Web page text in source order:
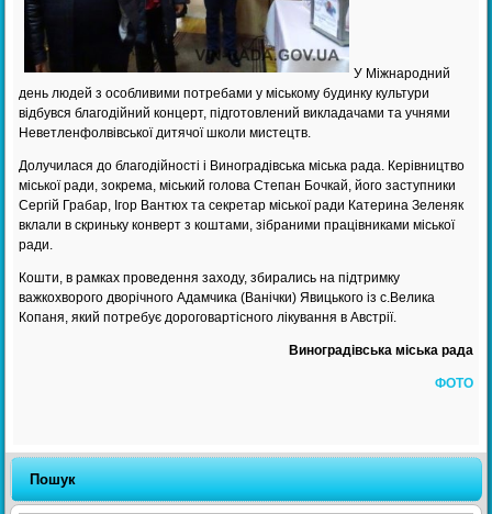
У Міжнародний
день людей з особливими потребами у міському будинку культури
відбувся благодійний концерт, підготовлений викладачами та учнями
Неветленфолвівської дитячої школи мистецтв.
Долучилася до благодійності і Виноградівська міська рада. Керівництво
міської ради, зокрема, міський голова Степан Бочкай, його заступники
Сергій Грабар, Ігор Вантюх та секретар міської ради Катерина Зеленяк
вклали в скриньку конверт з коштами, зібраними працівниками міської
ради.
Кошти, в рамках проведення заходу, збирались на підтримку
важкохворого дворічного Адамчика (Ванічки) Явицького із с.Велика
Копаня, який потребує дороговартісного лікування в Австрії.
Виноградівська міська рада
ФОТО
Пошук